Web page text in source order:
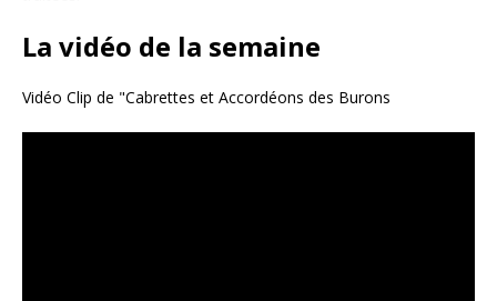
La vidéo de la semaine
Vidéo Clip de "Cabrettes et Accordéons des Burons